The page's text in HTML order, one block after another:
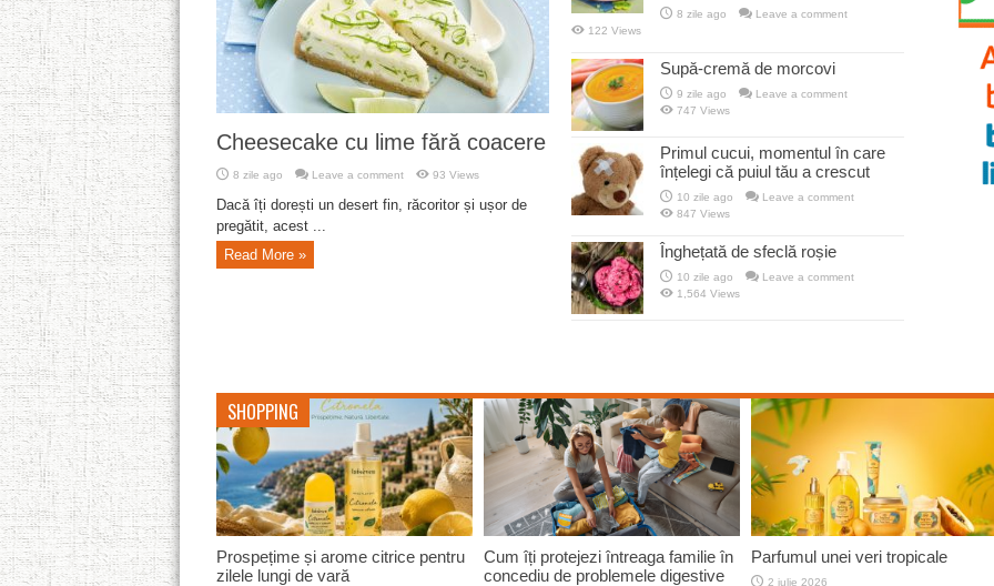
Cheesecake cu lime fără coacere
8 zile ago Leave a comment 93 Views
Dacă îți dorești un desert fin, răcoritor și ușor de
pregătit, acest ...
Read More »
8 zile ago
Leave a comment
122 Views
Supă-cremă de morcovi
9 zile ago
Leave a comment
747 Views
Primul cucui, momentul în care
înțelegi că puiul tău a crescut
10 zile ago
Leave a comment
847 Views
Înghețată de sfeclă roșie
10 zile ago
Leave a comment
1,564 Views
SHOPPING
Editura DPH la Bookfest 2026: Top
cele mai vândute cărți și jocuri
Soluții pentru un plus de confort în
zilele toride
Unghiile îngrijite îți reclădesc
încrederea, confortul și respectul